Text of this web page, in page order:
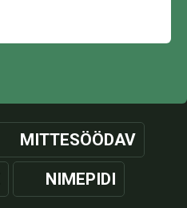
MITTESÖÖDAV
NIMEPIDI